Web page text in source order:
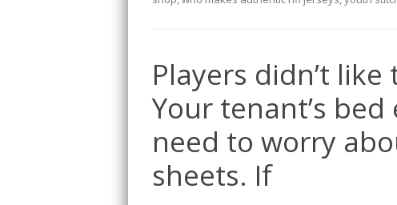
Players didn’t
Your tenant’s
need to worry
sheets. If